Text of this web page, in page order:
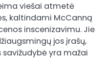
viešai atmetė
kaltindami McCanną
inscenizavimu. Jie
jos įrašų,
yra mažai